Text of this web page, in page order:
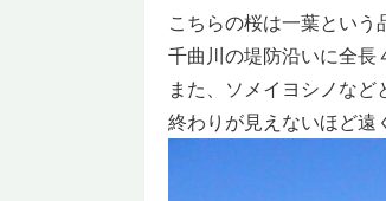
こちらの桜は一葉という
千曲川の堤防沿いに全長
また、ソメイヨシノなど
終わりが見えないほど遠